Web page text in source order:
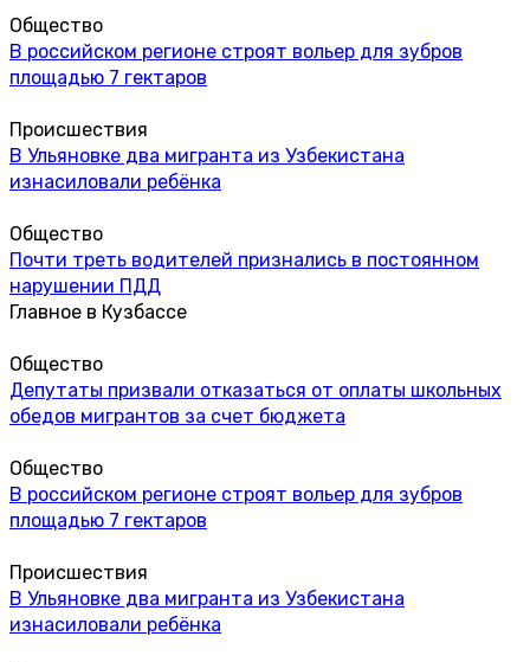
Общество
В российском регионе строят вольер для зубров
площадью 7 гектаров
Происшествия
В Ульяновке два мигранта из Узбекистана
изнасиловали ребёнка
Общество
Почти треть водителей признались в постоянном
нарушении ПДД
Главное в Кузбассе
Общество
Депутаты призвали отказаться от оплаты школьных
обедов мигрантов за счет бюджета
Общество
В российском регионе строят вольер для зубров
площадью 7 гектаров
Происшествия
В Ульяновке два мигранта из Узбекистана
изнасиловали ребёнка